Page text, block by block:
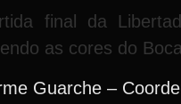
final da
as cores do
Guarche –